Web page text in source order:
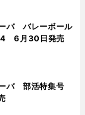
バ バレーボール
6月30日発売
バ 部活特集号